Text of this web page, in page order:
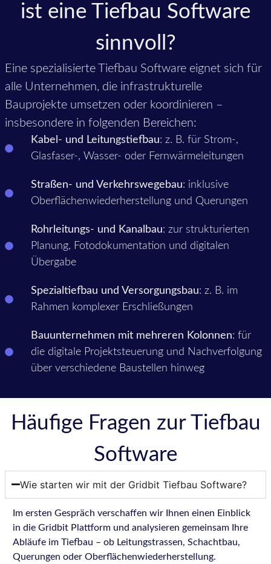
ist eine Tiefbau Software
sinnvoll?
Eine spezialisierte Tiefbau Software eignet sich für
alle Unternehmen, die infrastrukturelle
Bauprojekte umsetzen oder koordinieren –
insbesondere in folgenden Bereichen:
Kabel- und Leitungstiefbau: z. B. für Strom-,
Glasfaser-, Wasser- oder Fernwärmeleitungen
Straßen- und Verkehrswegebau: inklusive
Oberflächenwiederherstellung und Querungen
Rohrleitungs- und Kanalbau: zur strukturierten
Planung, Fotodokumentation und digitalen
Übergabe
Spezialtiefbau und Versorgungsbau: z. B. im
Rahmen komplexer Erschließungen
Bauunternehmen mit mehreren Kolonnen: für
die digitale Projektsteuerung und Nachverfolgung
über verschiedene Baustellen hinweg
Häufige Fragen zur Tiefbau
Software
Wie starten wir mit der Gridbit Tiefbau Software?
Im ersten Gespräch verschaffen wir Ihnen einen Einblick
in die Gridbit Plattform und analysieren gemeinsam Ihre
Abläufe im Tiefbau – ob Leitungstrassen, Schachtbau,
Querungen oder Oberflächenwiederherstellung.